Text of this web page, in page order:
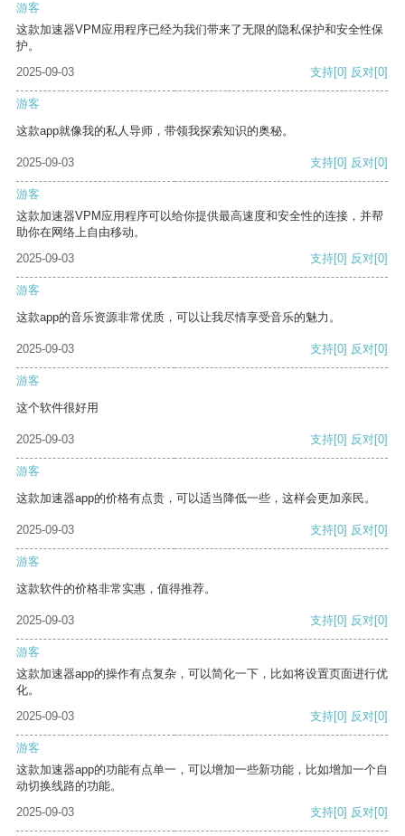
游客
这款加速器VPM应用程序已经为我们带来了无限的隐私保护和安全性保
护。
2025-09-03
支持[0] 反对[0]
游客
这款app就像我的私人导师，带领我探索知识的奥秘。
2025-09-03 支持[0] 反对[0]
游客
这款加速器VPM应用程序可以给你提供最高速度和安全性的连接，并帮
助你在网络上自由移动。
2025-09-03
支持[0] 反对[0]
游客
这款app的音乐资源非常优质，可以让我尽情享受音乐的魅力。
2025-09-03 支持[0] 反对[0]
游客
这个软件很好用
2025-09-03 支持[0] 反对[0]
游客
这款加速器app的价格有点贵，可以适当降低一些，这样会更加亲民。
2025-09-03 支持[0] 反对[0]
游客
这款软件的价格非常实惠，值得推荐。
2025-09-03 支持[0] 反对[0]
游客
这款加速器app的操作有点复杂，可以简化一下，比如将设置页面进行优
化。
2025-09-03
支持[0] 反对[0]
游客
这款加速器app的功能有点单一，可以增加一些新功能，比如增加一个自
动切换线路的功能。
2025-09-03
支持[0] 反对[0]